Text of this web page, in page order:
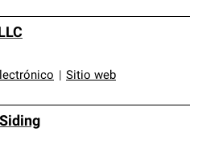
Sitio web